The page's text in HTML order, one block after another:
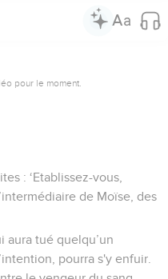
pour le moment.
: ‘Etablissez-vous,
de Moïse, des
aura tué quelqu’un
pourra s'y enfuir.